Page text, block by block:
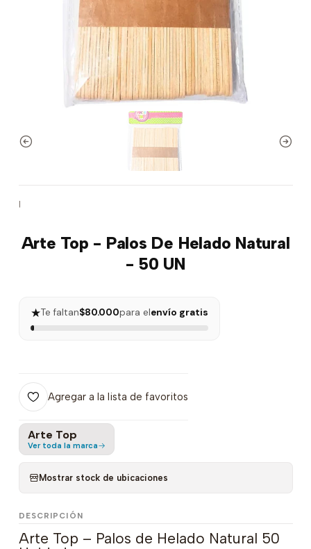
|
Arte Top - Palos De Helado Natural
- 50 UN
★Te faltan$80.000para elenvío gratis
Agregar a la lista de favoritos
Arte Top
Ver toda la marca
Mostrar stock de ubicaciones
DESCRIPCIÓN
Arte Top – Palos de Helado Natural 50